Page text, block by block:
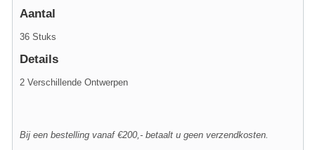
Aantal
36 Stuks
Details
2 Verschillende Ontwerpen
Bij een bestelling vanaf €200,- betaalt u geen verzendkosten.